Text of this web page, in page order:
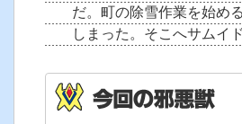
だ。町の除雪作業を始め
しまった。そこへサムイ